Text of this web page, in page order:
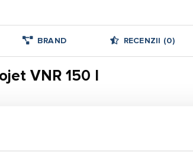
BRAND RECENZII (0)
VNR 150 l
150